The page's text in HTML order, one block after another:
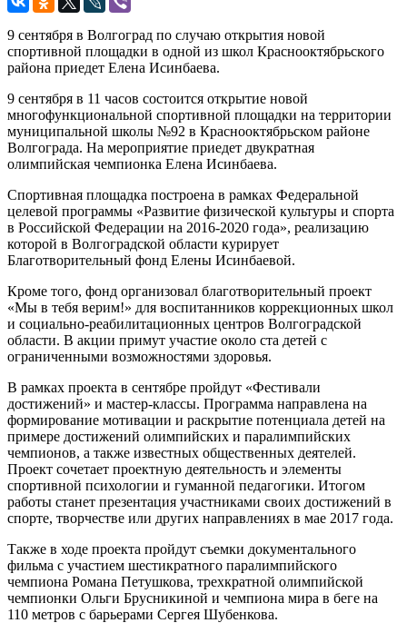
9 сентября в Волгоград по случаю открытия новой
спортивной площадки в одной из школ Краснооктябрьского
района приедет Елена Исинбаева.
9 сентября в 11 часов состоится открытие новой
многофункциональной спортивной площадки на территории
муниципальной школы №92 в Краснооктябрьском районе
Волгограда. На мероприятие приедет двукратная
олимпийская чемпионка Елена Исинбаева.
Спортивная площадка построена в рамках Федеральной
целевой программы «Развитие физической культуры и спорта
в Российской Федерации на 2016-2020 года», реализацию
которой в Волгоградской области курирует
Благотворительный фонд Елены Исинбаевой.
Кроме того, фонд организовал благотворительный проект
«Мы в тебя верим!» для воспитанников коррекционных школ
и социально-реабилитационных центров Волгоградской
области. В акции примут участие около ста детей с
ограниченными возможностями здоровья.
В рамках проекта в сентябре пройдут «Фестивали
достижений» и мастер-классы. Программа направлена на
формирование мотивации и раскрытие потенциала детей на
примере достижений олимпийских и паралимпийских
чемпионов, а также известных общественных деятелей.
Проект сочетает проектную деятельность и элементы
спортивной психологии и гуманной педагогики. Итогом
работы станет презентация участниками своих достижений в
спорте, творчестве или других направлениях в мае 2017 года.
Также в ходе проекта пройдут съемки документального
фильма с участием шестикратного паралимпийского
чемпиона Романа Петушкова, трехкратной олимпийской
чемпионки Ольги Брусникиной и чемпиона мира в беге на
110 метров с барьерами Сергея Шубенкова.